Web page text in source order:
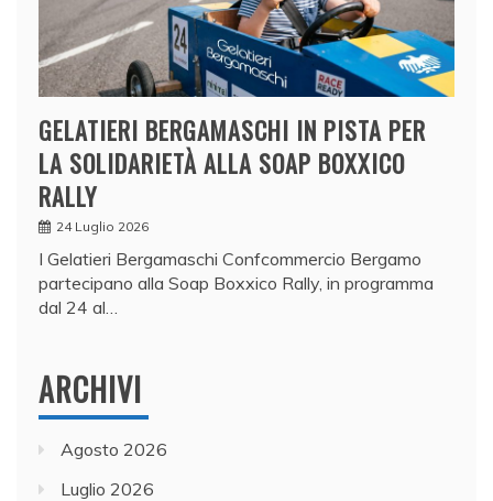
GELATIERI BERGAMASCHI IN PISTA PER
LA SOLIDARIETÀ ALLA SOAP BOXXICO
RALLY
24 Luglio 2026
I Gelatieri Bergamaschi Confcommercio Bergamo
partecipano alla Soap Boxxico Rally, in programma
dal 24 al…
ARCHIVI
Agosto 2026
Luglio 2026